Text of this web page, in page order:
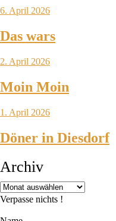
6. April 2026
Das wars
2. April 2026
Moin Moin
1. April 2026
Döner in Diesdorf
Archiv
Verpasse nichts !